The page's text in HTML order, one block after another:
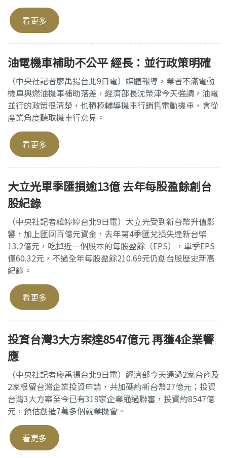
看更多
油電機車補助不公平 經長：並行政策明確
（中央社記者廖禹揚台北9日電）媒體報導，業者不滿電動
機車與燃油機車補助落差，經濟部長沈榮津今天強調，油電
並行的政策很清楚，也積極輔導機車行銷售電動機車，會從
產業角度聽取機車行意見。
看更多
大立光單季匯損逾13億 去年每股盈餘創台
股紀錄
（中央社記者韓婷婷台北9日電）大立光受到新台幣升值影
響，加上匯回百億元資金，去年第4季匯兌損失達新台幣
13.2億元，吃掉近一個股本的每股盈餘（EPS），單季EPS
僅60.32元，不過全年每股盈餘210.69元仍創台股歷史新高
紀錄。
看更多
投資台灣3大方案達8547億元 再獲4企業響
應
（中央社記者廖禹揚台北9日電）經濟部今天通過2家台商及
2家根留台灣企業投資申請，共加碼約新台幣27億元；投資
台灣3大方案至今已有319家企業通過聯審，投資約8547億
元，預估創造7萬多個就業機會。
看更多